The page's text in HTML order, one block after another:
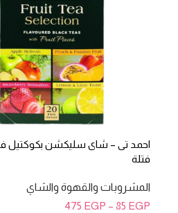
فتلة
المشروبات والقهوة والشاي
85 EGP
–
475 EGP